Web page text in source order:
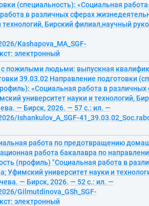
(специальность): «Социальная
в различных сферах
Бирский филиал,научный
Kashapova_MA_SGF-
электронный
пожилыми людьми: выпускная
39.03.02 Направление подготовки
«Социальная работа в различных
университет науки и технологий,
— Бирск, 2026. — 57 с.: ил. —
Ishankulov_A_SGF-
работа по предотвращению
работа бакалавра по
(профиль) "Социальная работа в
Уфимский университет науки и
— Бирск, 2026. — 52 с.: ил. —
Gilmutdinova_GSh_SGF-
электронный